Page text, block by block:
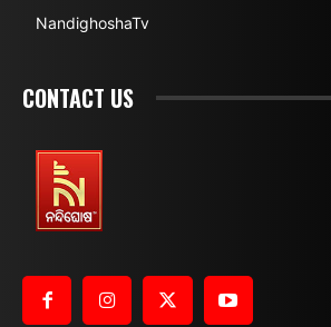
NandighoshaTv
CONTACT US